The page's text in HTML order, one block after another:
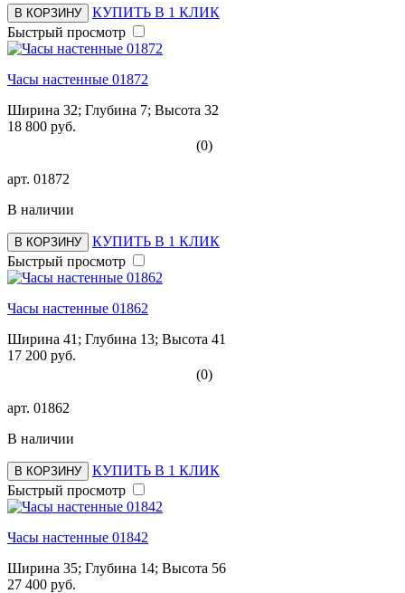
В КОРЗИНУ
КУПИТЬ В 1 КЛИК
Быстрый просмотр
Часы настенные 01872
Ширина 32; Глубина 7; Высота 32
18 800 руб.
(0)
арт. 01872
В наличии
В КОРЗИНУ
КУПИТЬ В 1 КЛИК
Быстрый просмотр
Часы настенные 01862
Ширина 41; Глубина 13; Высота 41
17 200 руб.
(0)
арт. 01862
В наличии
В КОРЗИНУ
КУПИТЬ В 1 КЛИК
Быстрый просмотр
Часы настенные 01842
Ширина 35; Глубина 14; Высота 56
27 400 руб.